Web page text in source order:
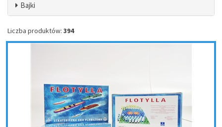
Bajki
Liczba produktów: 394